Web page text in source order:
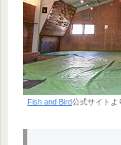
Fish and Bird公式サイトよ